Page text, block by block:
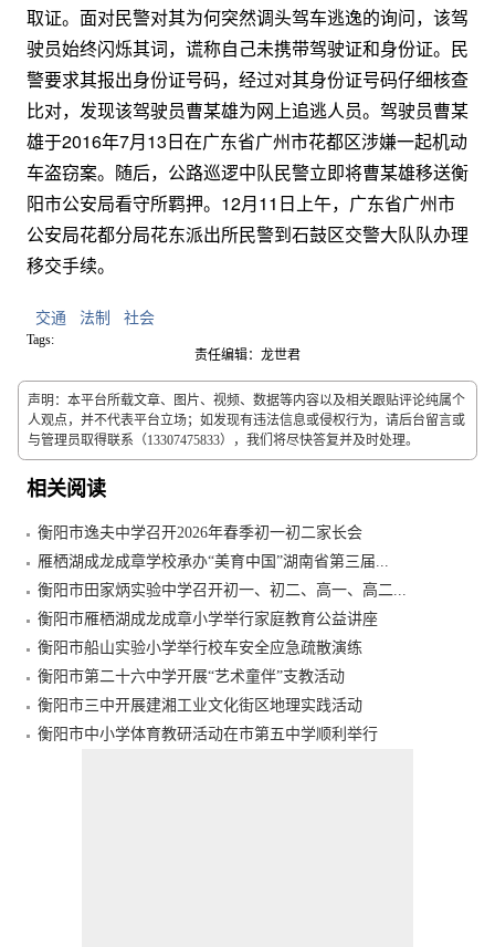
取证。面对民警对其为何突然调头驾车逃逸的询问，该驾
驶员始终闪烁其词，谎称自己未携带驾驶证和身份证。民
警要求其报出身份证号码，经过对其身份证号码仔细核查
比对，发现该驾驶员曹某雄为网上追逃人员。驾驶员曹某
雄于2016年7月13日在广东省广州市花都区涉嫌一起机动
车盗窃案。随后，公路巡逻中队民警立即将曹某雄移送衡
阳市公安局看守所羁押。12月11日上午，广东省广州市
公安局花都分局花东派出所民警到石鼓区交警大队队办理
移交手续。
交通 法制 社会
Tags:
责任编辑：龙世君
声明：本平台所载文章、图片、视频、数据等内容以及相关跟贴评论纯属个
人观点，并不代表平台立场；如发现有违法信息或侵权行为，请后台留言或
与管理员取得联系（13307475833），我们将尽快答复并及时处理。
相关阅读
衡阳市逸夫中学召开2026年春季初一初二家长会
雁栖湖成龙成章学校承办“美育中国”湖南省第三届...
衡阳市田家炳实验中学召开初一、初二、高一、高二...
衡阳市雁栖湖成龙成章小学举行家庭教育公益讲座
衡阳市船山实验小学举行校车安全应急疏散演练
衡阳市第二十六中学开展“艺术童伴”支教活动
衡阳市三中开展建湘工业文化街区地理实践活动
衡阳市中小学体育教研活动在市第五中学顺利举行